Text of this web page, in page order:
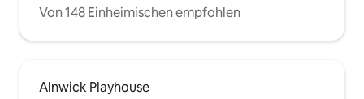
Von 148 Einheimischen empfohlen
Alnwick Playhouse